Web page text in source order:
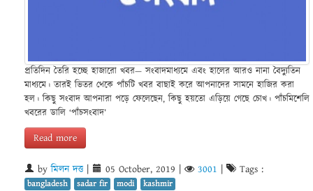
প্রতিদিন তৈরি হচ্ছে হাজারো খবর— সংবাদমাধ্যমে এবং হালের আরও নানা বৈদ্যুতিন
মাধ্যমে। তারই ভিতর থেকে পাঁচটি খবর বাছাই করে আপনাদের সামনে হাজির করা
হল। কিছু সংবাদ আপনারা পড়ে ফেলেছেন, কিছু হয়তো এড়িয়ে গেছে চোখ। পাঁচমিশেলি
খবরের ডালি ‘পাঁচসংবাদ’
Read more
byমিলন দত্ত| 05 October, 2019 3001 Tags :
bangladesh sadar fir modi kashmir